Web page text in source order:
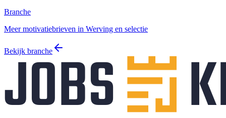
Branche
Meer motivatiebrieven in Werving en selectie
Bekijk branche